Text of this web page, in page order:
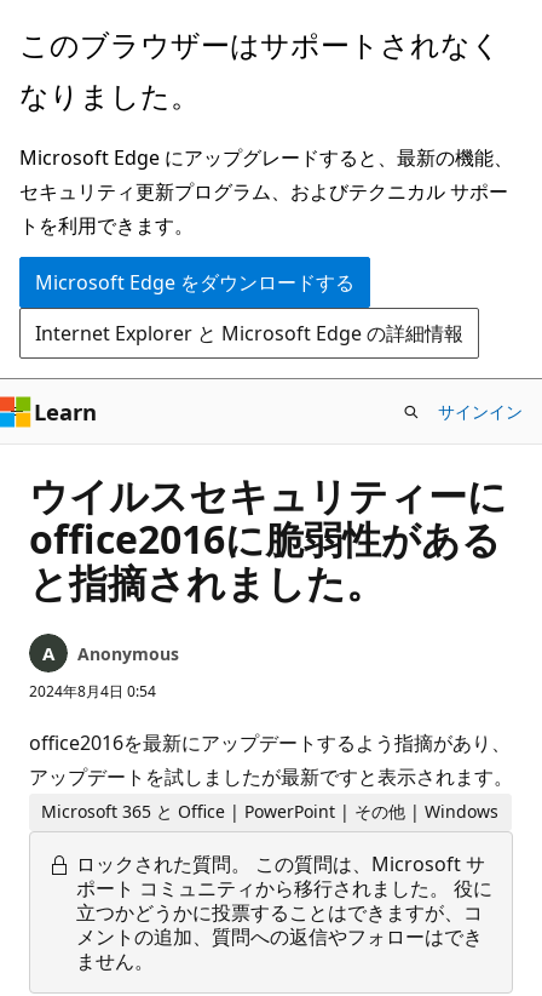
メ
ン
ン
テ
ン
ツ
に
ス
キ
ッ
プ
このブラウザーはサポートされなく
なりました。
Microsoft Edge にアップグレードすると、最新の機能、
セキュリティ更新プログラム、およびテクニカル サポー
トを利用できます。
Microsoft Edge をダウンロードする
Internet Explorer と Microsoft Edge の詳細情報
Learn サインイン
ウイルスセキュリティーに
office2016に脆弱性がある
と指摘されました。
Anonymous
2024年8月4日 0:54
office2016を最新にアップデートするよう指摘があり、
アップデートを試しましたが最新ですと表示されます。
Microsoft 365 と Office | PowerPoint | その他 | Windows
ロックされた質問。
この質問は、Microsoft サ
ポート コミュニティから移行されました。 役に
立つかどうかに投票することはできますが、コ
メントの追加、質問への返信やフォローはでき
ません。